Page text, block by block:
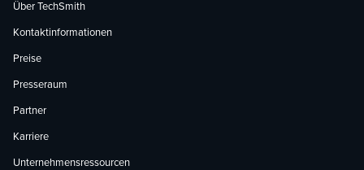
Über TechSmith
Kontaktinformationen
Preise
Presseraum
Partner
Karriere
Unternehmensressourcen